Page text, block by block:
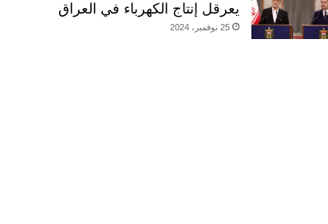
يعرقل إنتاج الكهرباء في العراق
25 نوفمبر، 2024